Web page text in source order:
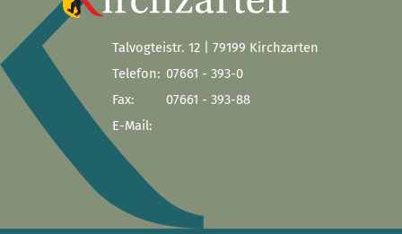
Talvogteistr. 12 | 79199 Kirchzarten
Telefon: 07661 - 393-0
Fax:
07661 - 393-88
E-Mail: